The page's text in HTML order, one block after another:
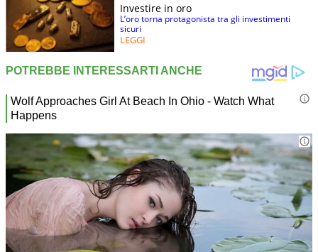
Investire in oro
L’oro torna protagonista tra gli investimenti
sicuri
LEGGI